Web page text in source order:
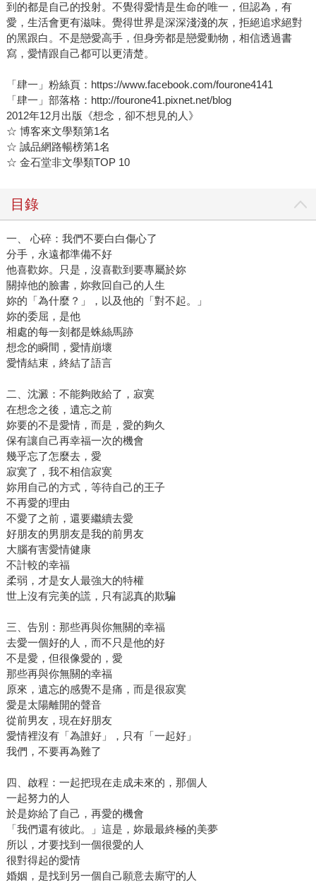
到的都是自己的投射。不覺得愛情是生命的唯一，但認為，有
愛，生活會更有滋味。覺得世界是深深淺淺的灰，拒絕追求絕對
的黑跟白。不是戀愛高手，但身旁都是戀愛動物，相信透過書
寫，愛情跟自己都可以更清楚。
「肆一」粉絲頁：https://www.facebook.com/fourone4141
「肆一」部落格：http://fourone41.pixnet.net/blog
2012年12月出版《想念，卻不想見的人》
☆ 博客來文學類第1名
☆ 誠品網路暢榜第1名
☆ 金石堂非文學類TOP 10
目錄
一、 心碎：我們不要白白傷心了
分手，永遠都準備不好
他喜歡妳。只是，沒喜歡到要專屬於妳
關掉他的臉書，妳救回自己的人生
妳的「為什麼？」，以及他的「對不起。」
妳的委屈，是他
相處的每一刻都是蛛絲馬跡
想念的瞬間，愛情崩壞
愛情結束，終結了語言
二、沈澱：不能夠敗給了，寂寞
在想念之後，遺忘之前
妳要的不是愛情，而是，愛的夠久
保有讓自己再幸福一次的機會
幾乎忘了怎麼去，愛
寂寞了，我不相信寂寞
妳用自己的方式，等待自己的王子
不再愛的理由
不愛了之前，還要繼續去愛
好朋友的男朋友是我的前男友
大腦有害愛情健康
不計較的幸福
柔弱，才是女人最強大的特權
世上沒有完美的謊，只有認真的欺騙
三、告別：那些再與你無關的幸福
去愛一個好的人，而不只是他的好
不是愛，但很像愛的，愛
那些再與你無關的幸福
原來，遺忘的感覺不是痛，而是很寂寞
愛是太陽離開的聲音
從前男友，現在好朋友
愛情裡沒有「為誰好」，只有「一起好」
我們，不要再為難了
四、啟程：一起把現在走成未來的，那個人
一起努力的人
於是妳給了自己，再愛的機會
「我們還有彼此。」這是，妳最最終極的美夢
所以，才要找到一個很愛的人
很對得起的愛情
婚姻，是找到另一個自己願意去廝守的人